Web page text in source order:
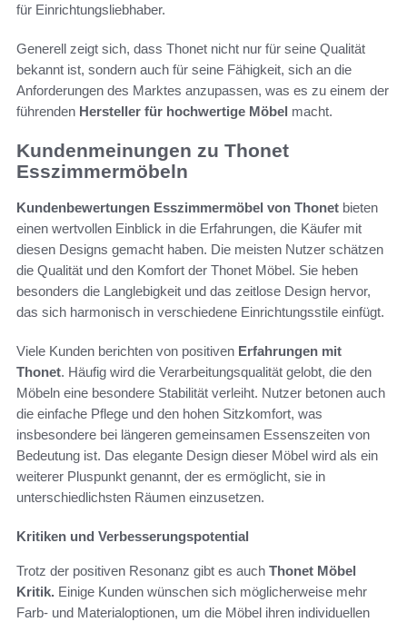
für Einrichtungsliebhaber.
Generell zeigt sich, dass Thonet nicht nur für seine Qualität
bekannt ist, sondern auch für seine Fähigkeit, sich an die
Anforderungen des Marktes anzupassen, was es zu einem der
führenden Hersteller für hochwertige Möbel macht.
Kundenmeinungen zu Thonet
Esszimmermöbeln
Kundenbewertungen Esszimmermöbel von Thonet bieten
einen wertvollen Einblick in die Erfahrungen, die Käufer mit
diesen Designs gemacht haben. Die meisten Nutzer schätzen
die Qualität und den Komfort der Thonet Möbel. Sie heben
besonders die Langlebigkeit und das zeitlose Design hervor,
das sich harmonisch in verschiedene Einrichtungsstile einfügt.
Viele Kunden berichten von positiven Erfahrungen mit
Thonet. Häufig wird die Verarbeitungsqualität gelobt, die den
Möbeln eine besondere Stabilität verleiht. Nutzer betonen auch
die einfache Pflege und den hohen Sitzkomfort, was
insbesondere bei längeren gemeinsamen Essenszeiten von
Bedeutung ist. Das elegante Design dieser Möbel wird als ein
weiterer Pluspunkt genannt, der es ermöglicht, sie in
unterschiedlichsten Räumen einzusetzen.
Kritiken und Verbesserungspotential
Trotz der positiven Resonanz gibt es auch Thonet Möbel
Kritik. Einige Kunden wünschen sich möglicherweise mehr
Farb- und Materialoptionen, um die Möbel ihren individuellen